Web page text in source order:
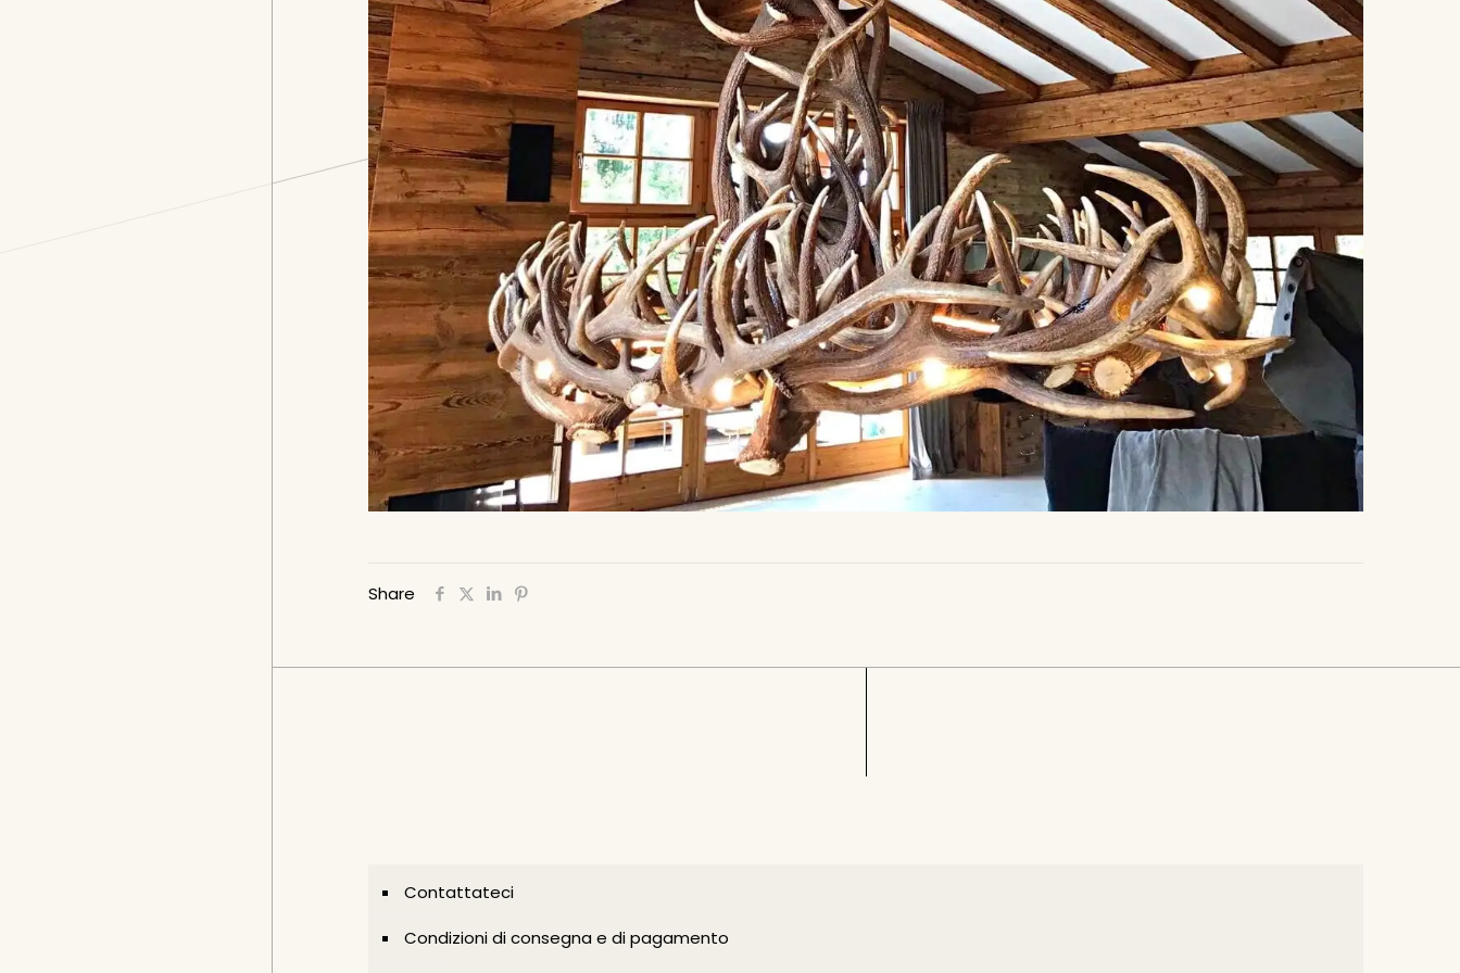
Share
Contattateci
Condizioni di consegna e di pagamento